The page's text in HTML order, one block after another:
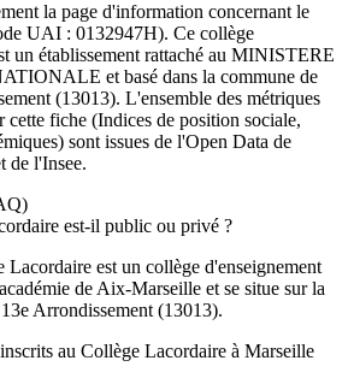
la page d'information concernant le
UAI : 0132947H). Ce collège
un établissement rattaché au MINISTERE
et basé dans la commune de
(13013). L'ensemble des métriques
cette fiche (Indices de position sociale,
sont issues de l'Open Data de
de l'Insee.
est-il public ou privé ?
Lacordaire est un collège d'enseignement
de Aix-Marseille et se situe sur la
Arrondissement (13013).
au Collège Lacordaire à Marseille